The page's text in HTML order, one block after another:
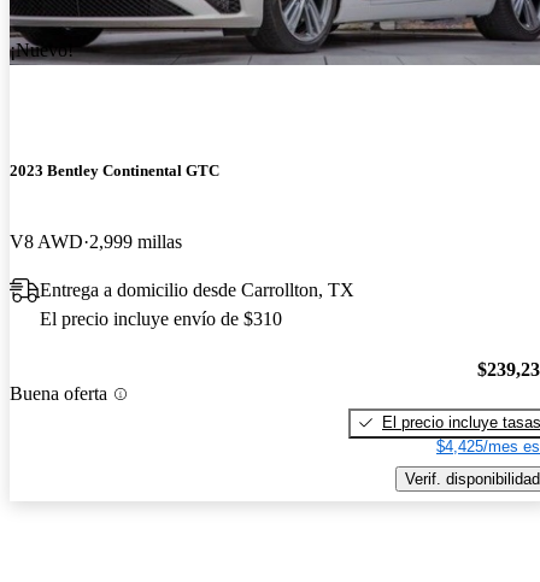
¡Nuevo!
2023 Bentley Continental GTC
V8 AWD 2,999 millas
Entrega a domicilio desde Carrollton, TX
El precio incluye envío de $310
Buena oferta
El precio incluye tasas
$4,425/mes
Verif. disponibilidad